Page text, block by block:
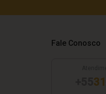
Fale Conosco
31